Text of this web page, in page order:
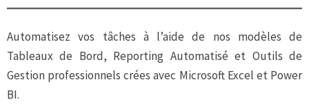
Automatisez vos tâches à l’aide de nos modèles de
Tableaux de Bord, Reporting Automatisé et Outils de
Gestion professionnels crées avec Microsoft Excel et Power
BI.